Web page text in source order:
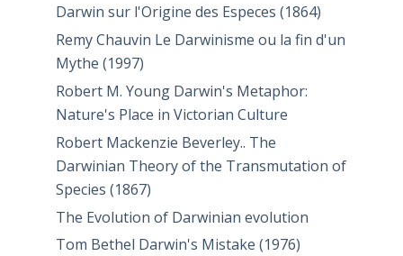
Darwin sur l'Origine des Especes (1864)
Remy Chauvin Le Darwinisme ou la fin d'un
Mythe (1997)
Robert M. Young Darwin's Metaphor:
Nature's Place in Victorian Culture
Robert Mackenzie Beverley.. The
Darwinian Theory of the Transmutation of
Species (1867)
The Evolution of Darwinian evolution
Tom Bethel Darwin's Mistake (1976)